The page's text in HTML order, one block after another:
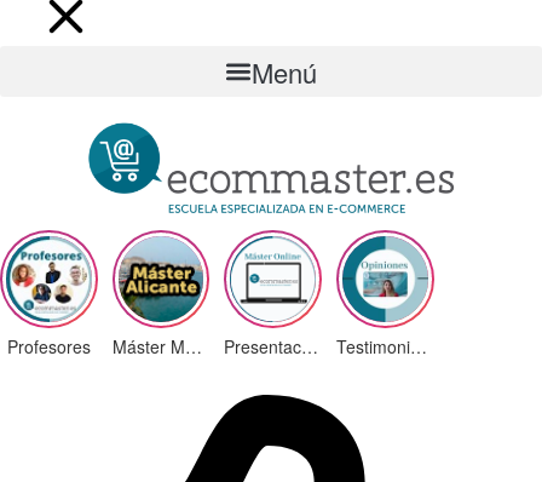
Menú
Profesores Máster Marketing Digital en Alicante Presentación ¡Nuevas Ediciones! Testimonios Alumnos